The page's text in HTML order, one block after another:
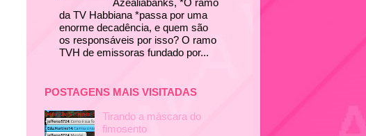
Azealiabanks, *O ramo
da TV Habbiana *passa por uma
enorme decadência, e quem são
os responsáveis por isso? O ramo
TVH de emissoras fundado por...
POSTAGENS MAIS VISITADAS
Tirando a máscara do
fimosento